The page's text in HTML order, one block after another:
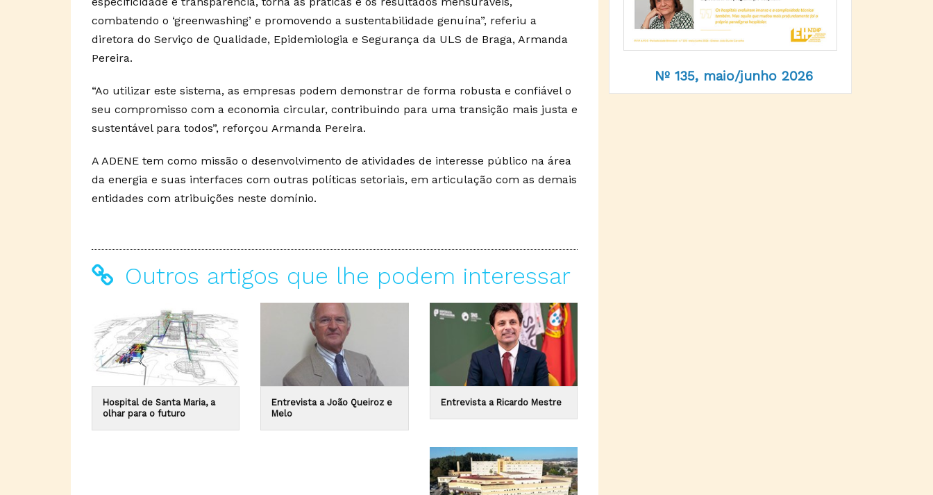
combatendo o ‘greenwashing’ e promovendo a sustentabilidade genuína”, referiu a
diretora do Serviço de Qualidade, Epidemiologia e Segurança da ULS de Braga, Armanda
Pereira.
“Ao utilizar este sistema, as empresas podem demonstrar de forma robusta e confiável o
seu compromisso com a economia circular, contribuindo para uma transição mais justa e
sustentável para todos”, reforçou Armanda Pereira.
A ADENE tem como missão o desenvolvimento de atividades de interesse público na área
da energia e suas interfaces com outras políticas setoriais, em articulação com as demais
entidades com atribuições neste domínio.
Outros artigos que lhe podem interessar
Hospital de Santa Maria, a
olhar para o futuro
Entrevista a João Queiroz e
Melo
Entrevista a Ricardo Mestre
Nº 135, maio/junho 2026